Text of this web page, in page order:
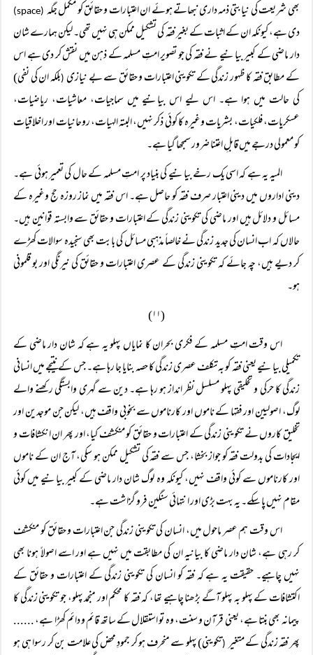
بھی شریعت کی نیابتی ذمہ داری نبھاتے ہوئے ان اعتبارات و حقائق کو مکمل جگہ (space)
دی ہے، کیونکہ ان کے اثبات کے بغیر فقہ کی تشکیل ممکن ہی نہیں تھی۔ لیکن ہمارے شان
دار ماضی کے کبیر بیانیے نے فقہ کی جو تصویر امتِ مسلمہ کے ذہن میں نقش کر دی ہے اس
کے مطابق فقہ کا ظہور زندگی کے تکوینی اعتبارات و حقائق سے بے نیازی (بلکہ ان کی نفی)
کی حالت میں ہوا ہے۔ اس لیے اس بیانیے میں سماجیات، معاشیات، ریاضیات،
عسکریات، فلکیات، بشریات وغیرہ کا کوئی ذکر نہیں، البتہ الہیات، روحانیات اور اخلاقیات
کو معمولی درجے میں قابلِ اعتنا ضرور سمجھا گیا ہے۔
المیہ یہ ہے کہ اسی یک رخے بیانیے کی بنیاد پر امتِ مسلمہ کے حال کی تعمیر ہوئی ہے۔
دینی اداروں میں دینی اعتبار صرف فقہ کو حاصل ہے۔ اس فقہ میں نماز روزہ حج وغیرہ کے
مسائل و دلائل ہیں اور ماضی کی تکوینی زندگی کے اعتبارات و حقائق سے وابستہ قوانین ہیں۔
حالاں کہ اب انسان کی جدید زندگی نے خالصاً مذہبی مسائل کی بابت بھی سنجیدہ سوالات کھڑے
کر دیے ہیں، چہ جائے کہ تکوینی زندگی کے عصری اعتبارات و حقائق کی نیرنگی اور بو قلمونی
ہو۔
(۱۱)
اس وقت امتِ مسلمہ کے فکری بحران کا نمایاں پہلو یہ ہے کہ شان دار ماضی کے
تکمیلی بیانیے یعنی فقہ کو بہ تکلف عصری زندگی کا حصہ بنایا جا رہا ہے۔ جس کے نتیجے میں انسانی
زندگی کا حرکی و تخلیقی پہلو مسلسل نظر انداز ہو رہا ہے۔ دین سے گہری وابستگی رکھنے والے
لوگ، اصولیین اور فقہا کے ناموں اور کارناموں سے بخوبی واقف ہیں، لیکن جن موجدین اور
تخلیق کاروں نے تکوینی زندگی کے اعتبارات و حقائق کو منکشف کیا، اور پھر ان انکشافات و
ایجادات کی بدولت فقہ کو جواز بخشا، جس سے فقہ کی تشکیل ممکن ہو سکی، آج ان کے ناموں
اور کارناموں سے کوئی واقف نہیں، کیونکہ وہ لوگ شان دار ماضی کے کبیر بیانیے میں کوئی
مقام نہیں پا سکے۔ یہ بہت بڑی اور انتہائی سنگین فرو گزاشت ہے۔
اس وقت ہم عصر ماحول میں، انسان کی تکوینی زندگی جن اعتبارات و حقائق کو منکشف
کر رہی ہے، شان دار ماضی کا بیانیہ ان کی مطابقت میں نہیں ہے اور اسے اصولاً ہونا بھی
نہیں چاہیے۔ حقیقت یہ ہے کہ فقہ کو انسان کی تکوینی زندگی کے اعتبارات و حقائق کے
اکتشافات کے پہلو بہ پہلو آگے بڑھنا چاہیے تھا، کہ فقہ کا محکم اور منجمد پہلو، جو تکوینی زندگی کا
پیمانہ بھی بنتا ہے، یعنی قرآن و سنت، وہ تو استقلال کے ساتھ قائم و دائم کھڑا ہے، ......
پھر فقہ زندگی کے متغیر (تکوینی) پہلو سے منحرف ہو کر جمودِ محض کی علامت بن کر رسوا ہی ہو